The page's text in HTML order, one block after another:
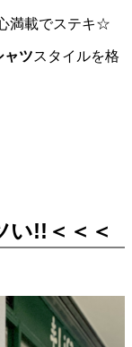
満載でステキ☆
ャツスタイルを格
い!!＜＜＜